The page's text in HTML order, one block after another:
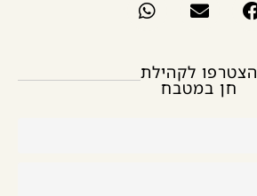
הצטרפו לקהילת
חן במטבח